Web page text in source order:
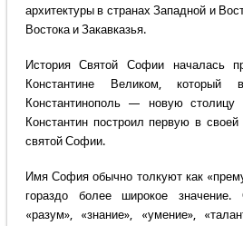
архитектуры в странах Западной и
Востока и Закавказья.
История Святой Софии началась
Константине Великом,
Константинополь — новую
Константин построил первую в
святой Софии.
Имя София обычно толкуют как
гораздо более широкое
«разум», «знание», «умение»,